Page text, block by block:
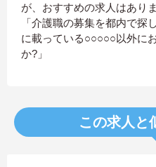
が、おすすめの求人はありま
「介護職の募集を都内で探
に載っている○○○○○以外に
か?」
この求人と